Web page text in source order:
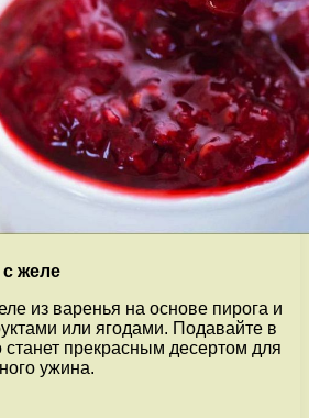
желе
из варенья на основе пирога и
или ягодами. Подавайте в
прекрасным десертом для
ужина.